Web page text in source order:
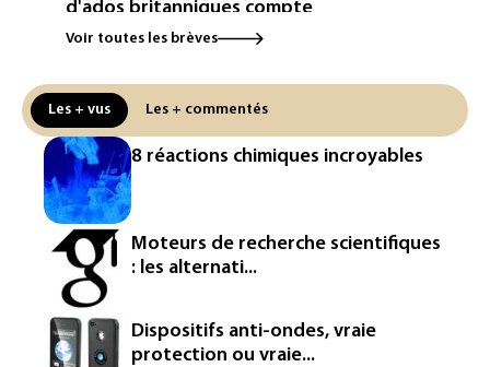
d'ados britanniques compte
contourner le couvre-feu (sondage)
un matériau clé dominé par la Chine
Les Etats-Unis veulent contrôler la
production d'un composant des
semiconducteurs et panneaux solaires
Washington étend le contrôle des
réseaux sociaux des étrangers
demandeurs de visas
Rugby: le Stade français victime d'une
cyberattaque
Voir toutes les brèves
Les + vus Les + commentés
8 réactions chimiques incroyables
Moteurs de recherche scientifiques
: les alternati...
Dispositifs anti-ondes, vraie
protection ou vraie...